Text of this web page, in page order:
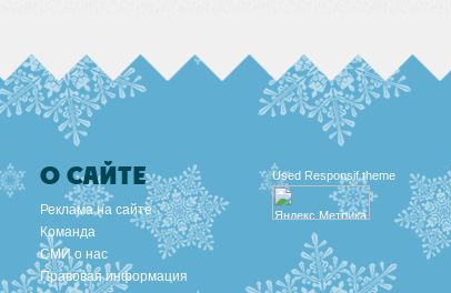
О САЙТЕ
Реклама на сайте
Команда
СМИ о нас
Правовая информация
Used Responsif theme